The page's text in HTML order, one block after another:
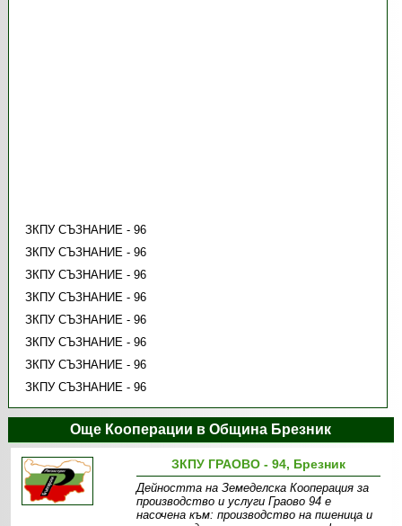
ЗКПУ СЪЗНАНИЕ - 96
ЗКПУ СЪЗНАНИЕ - 96
ЗКПУ СЪЗНАНИЕ - 96
ЗКПУ СЪЗНАНИЕ - 96
ЗКПУ СЪЗНАНИЕ - 96
ЗКПУ СЪЗНАНИЕ - 96
ЗКПУ СЪЗНАНИЕ - 96
ЗКПУ СЪЗНАНИЕ - 96
Още Кооперации в Община Брезник
ЗКПУ ГРАОВО - 94, Брезник
Дейността на Земеделска Кооперация за
производство и услуги Граово 94 е
насочена към: производство на пшеница и